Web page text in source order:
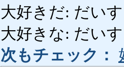
大好きだ: だい
大好きな: だい
次もチェック：